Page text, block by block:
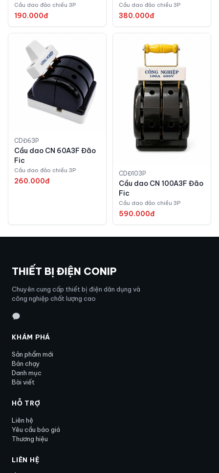
Cầu dao đảo chiều 3P
190.000đ
Cầu dao đảo chiều 3P
380.000đ
CDĐ63P
Cầu dao CN 60A3F Đão
Fic
Cầu dao đảo chiều 3P
260.000đ
CDĐ103P
Cầu dao CN 100A3F Đão
Fic
Cầu dao đảo chiều 3P
590.000đ
THIẾT BỊ ĐIỆN CONIP
Chuyên cung cấp thiết bị điện dân dụng và
công nghiệp chất lượng cao
KHÁM PHÁ
Sản phẩm mới
Bán chạy
Danh mục
Bài viết
HỖ TRỢ
Liên hệ
Yêu cầu báo giá
Thương hiệu
LIÊN HỆ